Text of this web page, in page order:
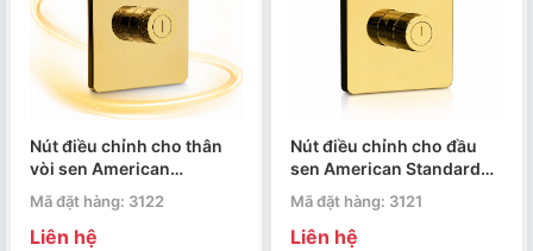
Nút điều chỉnh cho thân
vòi sen American
Standard EasySet
FFAS0927CS
Mã đặt hàng: 3122
Liên hệ
Nút điều chỉnh cho đầu
sen American Standard
EasySet FFAS0926CS
Mã đặt hàng: 3121
Liên hệ